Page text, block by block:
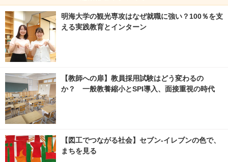
明海大学の観光専攻はなぜ就職に強い？100％を支
える実践教育とインターン
【教師への扉】教員採用試験はどう変わるの
か？ 一般教養縮小とSPI導入、面接重視の時代
【図工でつながる社会】セブン‐イレブンの色で、
まちを見る